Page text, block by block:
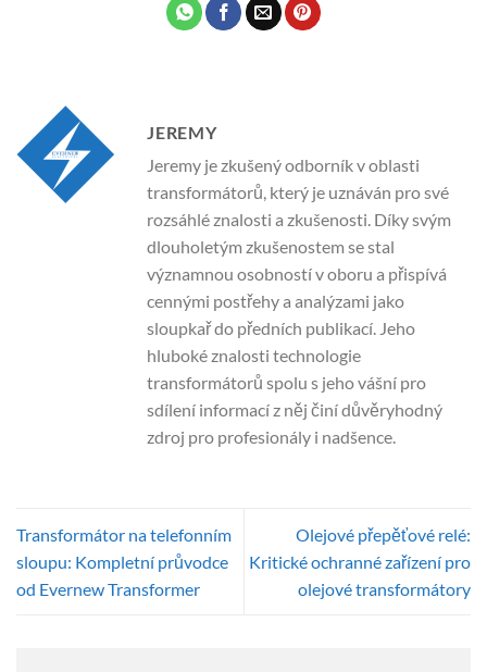
JEREMY
Jeremy je zkušený odborník v oblasti
transformátorů, který je uznáván pro své
rozsáhlé znalosti a zkušenosti. Díky svým
dlouholetým zkušenostem se stal
významnou osobností v oboru a přispívá
cennými postřehy a analýzami jako
sloupkař do předních publikací. Jeho
hluboké znalosti technologie
transformátorů spolu s jeho vášní pro
sdílení informací z něj činí důvěryhodný
zdroj pro profesionály i nadšence.
Transformátor na telefonním
sloupu: Kompletní průvodce
od Evernew Transformer
Olejové přepěťové relé:
Kritické ochranné zařízení pro
olejové transformátory